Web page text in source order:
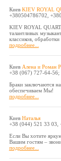
Киев KIEV ROYAL
+380504786702,
KIEV ROYAL
талантливых
классиков,
подробнее...
Киев Алена и Роман
+38 (067) 727-64-
Браки заключаются
обеспечиваем Мы!
подробнее...
Киев Наталья
+38 (044) 521 33 03,
Если Вы хотите
Вашим гостям –
подробнее...